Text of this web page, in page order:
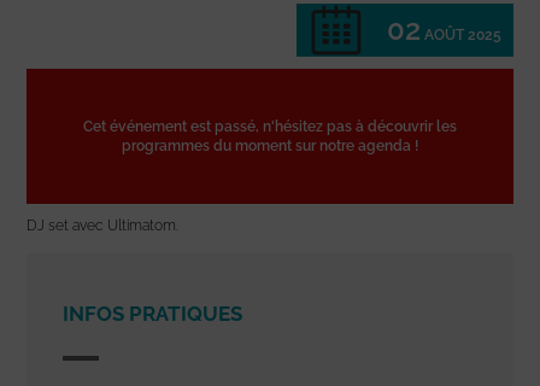
02 AOÛT 2025
Cet événement est passé, n'hésitez pas à découvrir les
programmes du moment sur notre agenda !
DJ set avec Ultimatom.
INFOS PRATIQUES